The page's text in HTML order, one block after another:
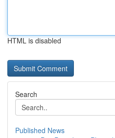
HTML is disabled
Search
Published News